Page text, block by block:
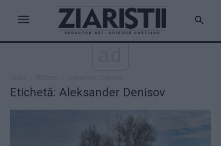
Etichetă: Aleksander Denisov